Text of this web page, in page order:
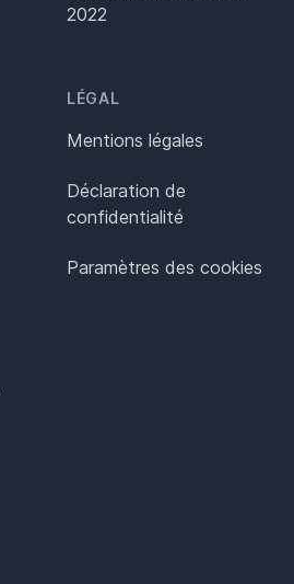
2022
LÉGAL
Mentions légales
Déclaration de
confidentialité
Paramètres des cookies